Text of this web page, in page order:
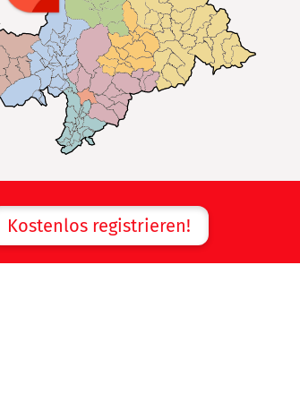
Kostenlos registrieren!